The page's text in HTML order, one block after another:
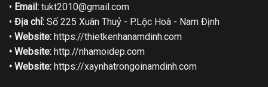
• Email: tukt2010@gmail.com
• Địa chỉ: Số 225 Xuân Thuỷ - P.Lộc Hoà - Nam Định
• Website: https://thietkenhanamdinh.com
• Website: http://nhamoidep.com
• Website: https://xaynhatrongoinamdinh.com